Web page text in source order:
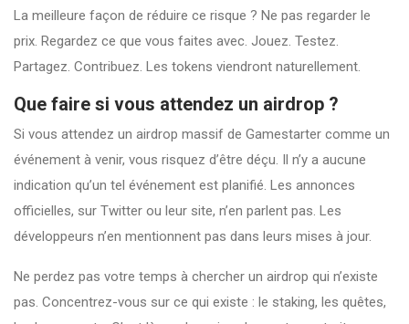
La meilleure façon de réduire ce risque ? Ne pas regarder le
prix. Regardez ce que vous faites avec. Jouez. Testez.
Partagez. Contribuez. Les tokens viendront naturellement.
Que faire si vous attendez un airdrop ?
Si vous attendez un airdrop massif de Gamestarter comme un
événement à venir, vous risquez d’être déçu. Il n’y a aucune
indication qu’un tel événement est planifié. Les annonces
officielles, sur Twitter ou leur site, n’en parlent pas. Les
développeurs n’en mentionnent pas dans leurs mises à jour.
Ne perdez pas votre temps à chercher un airdrop qui n’existe
pas. Concentrez-vous sur ce qui existe : le staking, les quêtes,